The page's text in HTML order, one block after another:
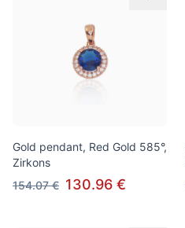
Gold pendant, Red Gold 585°,
Zirkons
154.07 € 130.96 €